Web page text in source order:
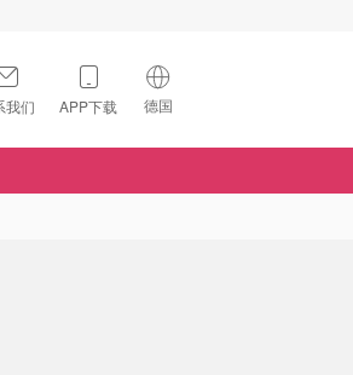
我们 APP下载 德国
🇺🇸